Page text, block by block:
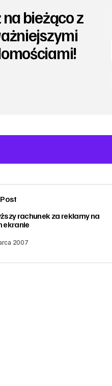
na bieżąco z
zalogować
rachunek za reklamy na
ekranie
2007